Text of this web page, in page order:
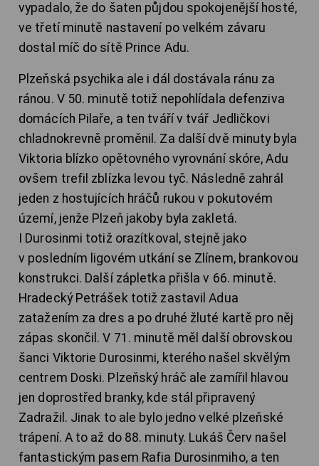
vypadalo, že do šaten půjdou spokojenější hosté,
ve třetí minutě nastavení po velkém závaru
dostal míč do sítě Prince Adu.
Plzeňská psychika ale i dál dostávala ránu za
ránou. V 50. minutě totiž nepohlídala defenziva
domácích Pilaře, a ten tváří v tvář Jedličkovi
chladnokrevně proměnil. Za další dvě minuty byla
Viktoria blízko opětovného vyrovnání skóre, Adu
ovšem trefil zblízka levou tyč. Následně zahrál
jeden z hostujících hráčů rukou v pokutovém
území, jenže Plzeň jakoby byla zakletá.
I Durosinmi totiž orazítkoval, stejně jako
v posledním ligovém utkání se Zlínem, brankovou
konstrukci. Další zápletka přišla v 66. minutě.
Hradecký Petrášek totiž zastavil Adua
zatažením za dres a po druhé žluté kartě pro něj
zápas skončil. V 71. minutě měl další obrovskou
šanci Viktorie Durosinmi, kterého našel skvělým
centrem Doski. Plzeňský hráč ale zamířil hlavou
jen doprostřed branky, kde stál připravený
Zadražil. Jinak to ale bylo jedno velké plzeňské
trápení. A to až do 88. minuty. Lukáš Červ našel
fantastickým pasem Rafia Durosinmiho, a ten